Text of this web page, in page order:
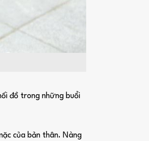
đồ trong những buổi
của bản thân. Nàng